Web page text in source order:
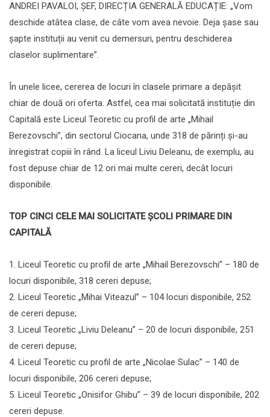
ANDREI PAVALOI, ȘEF, DIRECȚIA GENERALĂ EDUCAȚIE: „Vom
deschide atâtea clase, de câte vom avea nevoie. Deja șase sau
șapte instituții au venit cu demersuri, pentru deschiderea
claselor suplimentare”.
În unele licee, cererea de locuri în clasele primare a depășit
chiar de două ori oferta. Astfel, cea mai solicitată instituție din
Capitală este Liceul Teoretic cu profil de arte „Mihail
Berezovschi”, din sectorul Ciocana, unde 318 de părinți și-au
înregistrat copiii în rând. La liceul Liviu Deleanu, de exemplu, au
fost depuse chiar de 12 ori mai multe cereri, decât locuri
disponibile.
TOP CINCI CELE MAI SOLICITATE ȘCOLI PRIMARE DIN
CAPITALĂ
1. Liceul Teoretic cu profil de arte „Mihail Berezovschi” – 180 de
locuri disponibile, 318 cereri depuse;
2. Liceul Teoretic „Mihai Viteazul” – 104 locuri disponibile, 252
de cereri depuse;
3. Liceul Teoretic „Liviu Deleanu” – 20 de locuri disponibile, 251
de cereri depuse;
4. Liceul Teoretic cu profil de arte „Nicolae Sulac” – 140 de
locuri disponibile, 206 cereri depuse;
5. Liceul Teoretic „Onisifor Ghibu” – 39 de locuri disponibile, 202
cereri depuse.